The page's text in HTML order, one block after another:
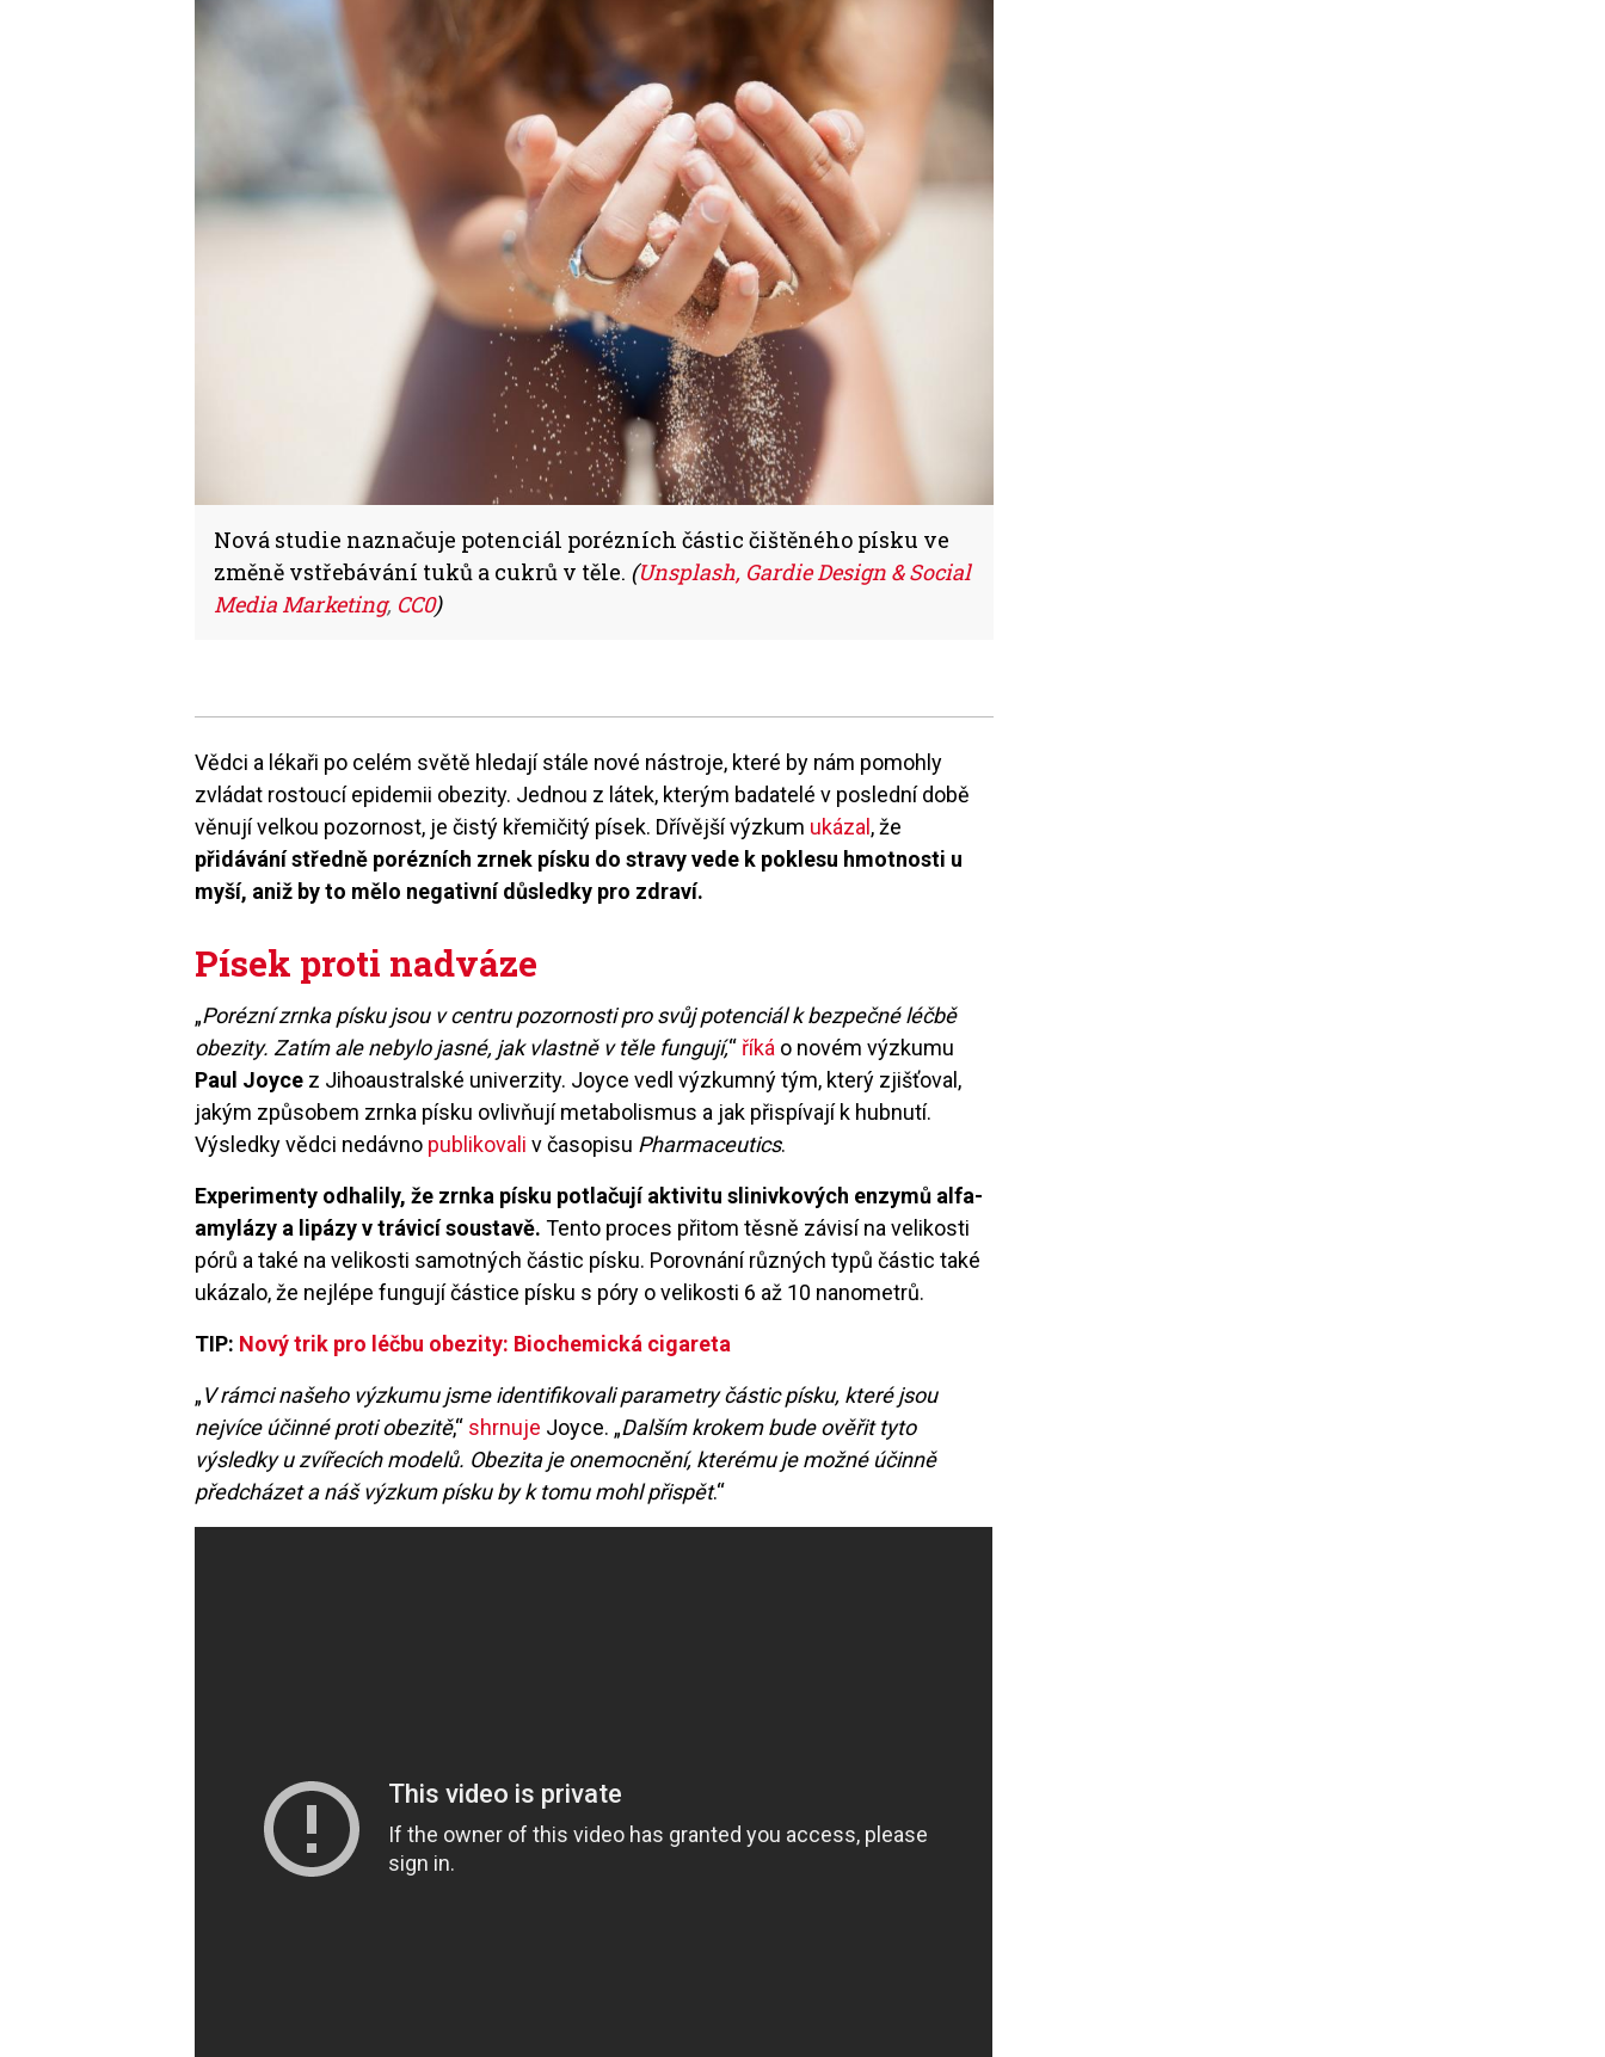
Nová studie naznačuje potenciál porézních částic čištěného písku ve
změně vstřebávání tuků a cukrů v těle. (Unsplash, Gardie Design & Social
Media Marketing, CC0)
Vědci a lékaři po celém světě hledají stále nové nástroje, které by nám pomohly
zvládat rostoucí epidemii obezity. Jednou z látek, kterým badatelé v poslední době
věnují velkou pozornost, je čistý křemičitý písek. Dřívější výzkum ukázal , že
přidávání středně porézních zrnek písku do stravy vede k poklesu hmotnosti u
myší, aniž by to mělo negativní důsledky pro zdraví.
Písek proti nadváze
„Porézní zrnka písku jsou v centru pozornosti pro svůj potenciál k bezpečné léčbě
obezity. Zatím ale nebylo jasné, jak vlastně v těle fungují,“ říká o novém výzkumu
Paul Joyce z Jihoaustralské univerzity. Joyce vedl výzkumný tým, který zjišťoval,
jakým způsobem zrnka písku ovlivňují metabolismus a jak přispívají k hubnutí.
Výsledky vědci nedávno publikovali v časopisu Pharmaceutics.
Experimenty odhalily, že zrnka písku potlačují aktivitu slinivkových enzymů alfa-
amylázy a lipázy v trávicí soustavě. Tento proces přitom těsně závisí na velikosti
pórů a také na velikosti samotných částic písku. Porovnání různých typů částic také
ukázalo, že nejlépe fungují částice písku s póry o velikosti 6 až 10 nanometrů.
TIP: Nový trik pro léčbu obezity: Biochemická cigareta
„V rámci našeho výzkumu jsme identifikovali parametry částic písku, které jsou
nejvíce účinné proti obezitě,“ shrnuje Joyce. „Dalším krokem bude ověřit tyto
výsledky u zvířecích modelů. Obezita je onemocnění, kterému je možné účinně
předcházet a náš výzkum písku by k tomu mohl přispět.“